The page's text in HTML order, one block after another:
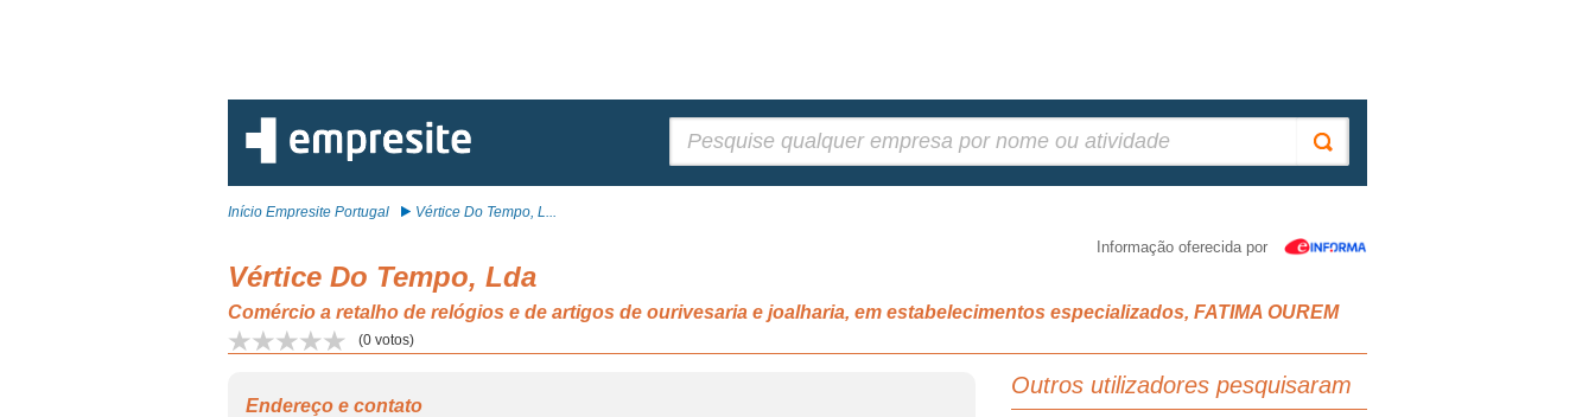
Início Empresite Portugal Vértice Do Tempo, L...
Informação oferecida por
Vértice Do Tempo, Lda
Comércio a retalho de relógios e de artigos de ourivesaria e joalharia, em estabelecimentos especializados, FATIMA OUREM
(0 votos)
Endereço e contato
Outros utilizadores pesquisaram